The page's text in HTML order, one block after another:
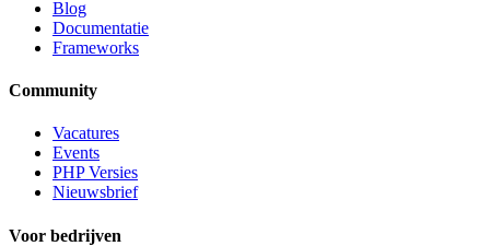
Blog
Documentatie
Frameworks
Community
Vacatures
Events
PHP Versies
Nieuwsbrief
Voor bedrijven